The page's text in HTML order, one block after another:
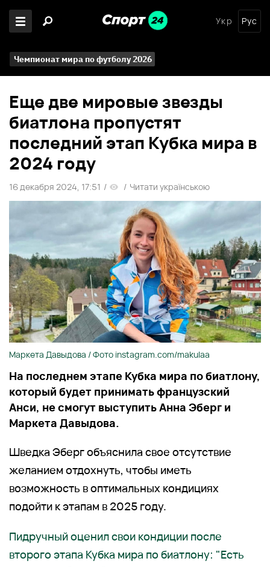
Укр Рус
Чемпионат мира по футболу 2026
Еще две мировые звезды
биатлона пропустят
последний этап Кубка мира в
2024 году
16 декабря 2024, 17:51 / / Читати українською
Маркета Давыдова / Фото instagram.com/makulaa
На последнем этапе Кубка мира по биатлону,
который будет принимать французский
Анси, не смогут выступить Анна Эберг и
Маркета Давыдова.
Шведка Эберг объяснила свое отсутствие
желанием отдохнуть, чтобы иметь
возможность в оптимальных кондициях
подойти к этапам в 2025 году.
Пидручный оценил свои кондиции после
второго этапа Кубка мира по биатлону: "Есть